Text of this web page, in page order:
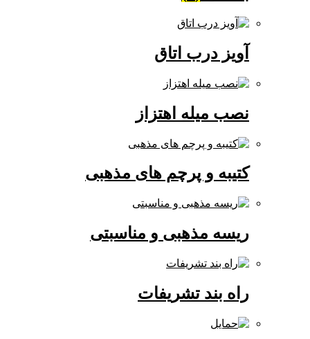
آویز درب اتاق
نصب میله اهتزاز
کتیبه و پرچم های مذهبی
ریسه مذهبی و مناسبتی
راه بند تشریفات